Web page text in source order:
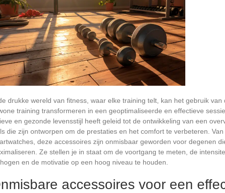
drukke wereld van fitness, waar elke training telt, kan het gebruik van
training transformeren in een geoptimaliseerde en effectieve
en gezonde levensstijl heeft geleid tot de ontwikkeling van een
die zijn ontworpen om de prestaties en het comfort te verbeteren.
deze accessoires zijn onmisbaar geworden voor degenen
Ze stellen je in staat om de voortgang te meten, de
en de motivatie op een hoog niveau te houden.
accessoires voor een